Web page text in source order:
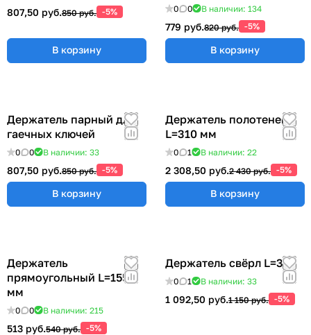
807,50 руб.850 руб. -5%
В корзину
0 0 В наличии: 134
779 руб.820 руб. -5%
В корзину
Держатель парный для
гаечных ключей
0 0 В наличии: 33
807,50 руб.850 руб. -5%
В корзину
Держатель полотенец
L=310 мм
0 1 В наличии: 22
2 308,50 руб.2 430 руб. -5%
В корзину
Держатель
прямоугольный L=155
мм
0 0 В наличии: 215
513 руб.540 руб. -5%
Держатель свёрл L=315
0 1 В наличии: 33
1 092,50 руб.1 150 руб. -5%